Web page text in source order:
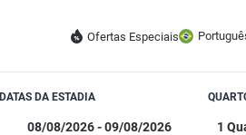
Ofertas Especiais
DATAS DA ESTADIA